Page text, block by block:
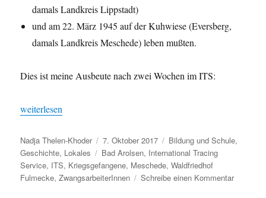
damals Landkreis Lippstadt)
und am 22. März 1945 auf der Kuhwiese (Eversberg,
damals Landkreis Meschede) leben mußten.
Dies ist meine Ausbeute nach zwei Wochen im ITS:
„„Ein Grabstein erzählt“ – Teil 1: Nina Worowina, 21 Jahre,
weiterlesen
Autor
Nadja Thelen-Khoder
Veröffentlicht
am
7. Oktober 2017 Kategorien
Bildung und Schule,
Geschichte, Lokales Schlagwörter
Bad Arolsen, International Tracing
Service, ITS, Kriegsgefangene, Meschede,Waldfriedhof
Fulmecke,ZwangsarbeiterInnen Schreibe einen Kommentarzu